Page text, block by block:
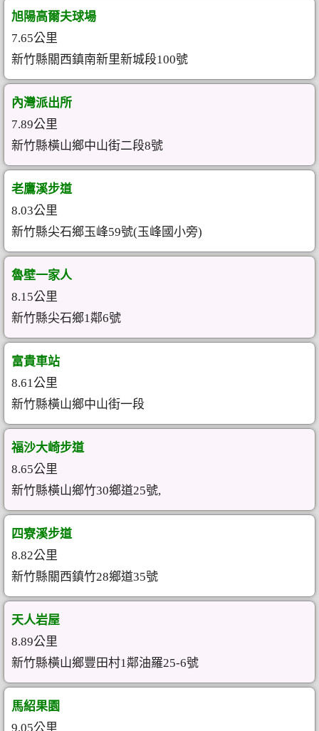
旭陽高爾夫球場
7.65公里
新竹縣關西鎮南新里新城段100號
內灣派出所
7.89公里
新竹縣橫山鄉中山街二段8號
老鷹溪步道
8.03公里
新竹縣尖石鄉玉峰59號(玉峰國小旁)
魯壁一家人
8.15公里
新竹縣尖石鄉1鄰6號
富貴車站
8.61公里
新竹縣橫山鄉中山街一段
福沙大崎步道
8.65公里
新竹縣橫山鄉竹30鄉道25號,
四寮溪步道
8.82公里
新竹縣關西鎮竹28鄉道35號
天人岩屋
8.89公里
新竹縣橫山鄉豐田村1鄰油羅25-6號
馬紹果園
9.05公里